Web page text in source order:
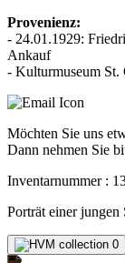
Provenienz:
- 24.01.1929:
Ankauf
- Kulturmuseum St.
Möchten Sie uns
Dann nehmen Sie
Inventarnummer :
Porträt einer
0